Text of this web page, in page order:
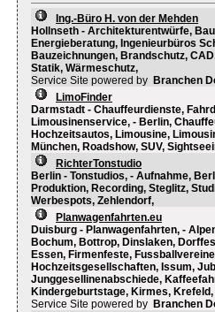
Ing.-Büro H. von der Mehden
Hollnseth - Architekturentwürfe,
Energieberatung, Ingenieurbüros
Bauzeichnungen, Brandschutz,
Statik, Wärmeschutz,
Service Site powered by Branchen
LimoFinder
Darmstadt - Chauffeurdienste,
Limousinenservice, - Berlin,
Hochzeitsautos, Limousine,
München, Roadshow, SUV,
RichterTonstudio
Berlin - Tonstudios, - Aufnahme,
Produktion, Recording, Steglitz,
Werbespots, Zehlendorf,
Planwagenfahrten.eu
Duisburg - Planwagenfahrten, -
Bochum, Bottrop, Dinslaken,
Essen, Firmenfeste,
Hochzeitsgesellschaften, Issum,
Junggesellinenabschiede,
Kindergeburtstage, Kirmes,
Service Site powered by Branchen